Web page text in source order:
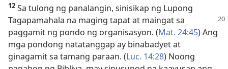
12 Sa tulong ng panalangin, sinisikap ng Lupong
Tagapamahala na maging tapat at maingat sa
paggamit ng pondo ng organisasyon. (Mat. 24:45) Ang
mga pondong natatanggap ay binabadyet at
ginagamit sa tamang paraan. (Luc. 14:28) Noong